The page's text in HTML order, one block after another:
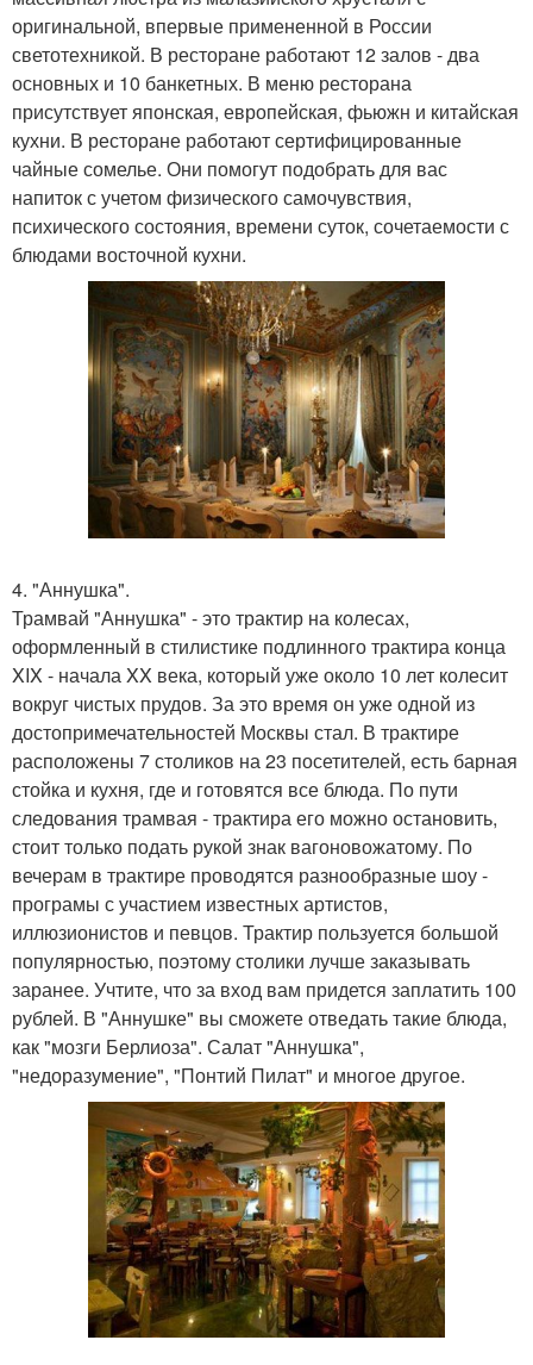
оригинальной, впервые примененной в России
светотехникой. В ресторане работают 12 залов - два
основных и 10 банкетных. В меню ресторана
присутствует японская, европейская, фьюжн и китайская
кухни. В ресторане работают сертифицированные
чайные сомелье. Они помогут подобрать для вас
напиток с учетом физического самочувствия,
психического состояния, времени суток, сочетаемости с
блюдами восточной кухни.
4. "Аннушка".
Трамвай "Аннушка" - это трактир на колесах,
оформленный в стилистике подлинного трактира конца
XIX - начала XX века, который уже около 10 лет колесит
вокруг чистых прудов. За это время он уже одной из
достопримечательностей Москвы стал. В трактире
расположены 7 столиков на 23 посетителей, есть барная
стойка и кухня, где и готовятся все блюда. По пути
следования трамвая - трактира его можно остановить,
стоит только подать рукой знак вагоновожатому. По
вечерам в трактире проводятся разнообразные шоу -
програмы с участием известных артистов,
иллюзионистов и певцов. Трактир пользуется большой
популярностью, поэтому столики лучше заказывать
заранее. Учтите, что за вход вам придется заплатить 100
рублей. В "Аннушке" вы сможете отведать такие блюда,
как "мозги Берлиоза". Салат "Аннушка",
"недоразумение", "Понтий Пилат" и многое другое.